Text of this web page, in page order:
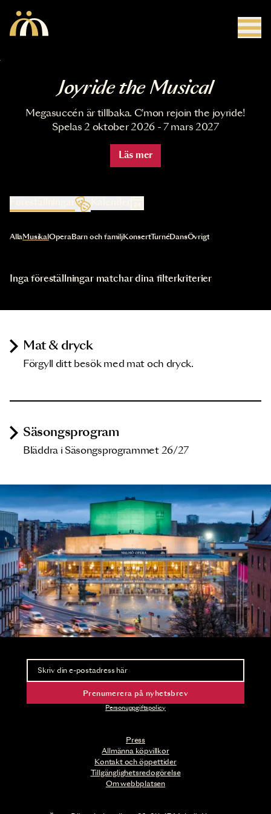
Joyride the Musical
Megasuccén är tillbaka. C'mon rejoin the joyride!
Spelas 2 oktober 2026 - 7 mars 2027
Läs mer
Kalender
Val av kategori uppdaterar innehållet automatiskt
AllaMusikal OperaBarn och familjKonsertTurnéDansÖvrigt
Inga föreställningar matchar dina filterkriterier
Mat & dryck
Förgyll ditt besök med mat och dryck.
Säsongsprogram
Bläddra i Säsongsprogrammet 26/27
Press
Allmänna köpvillkor
Kontakt och öppettider
Tillgänglighetsredogörelse
Om webbplatsen
Nyhetsbrev
Ta del av förhandsinformation och biljettsläpp.
Prenumerera på nyhetsbrev
Personuppgiftspolicy